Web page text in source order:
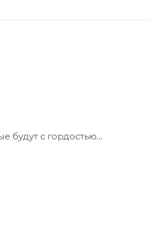
будут с гордостью